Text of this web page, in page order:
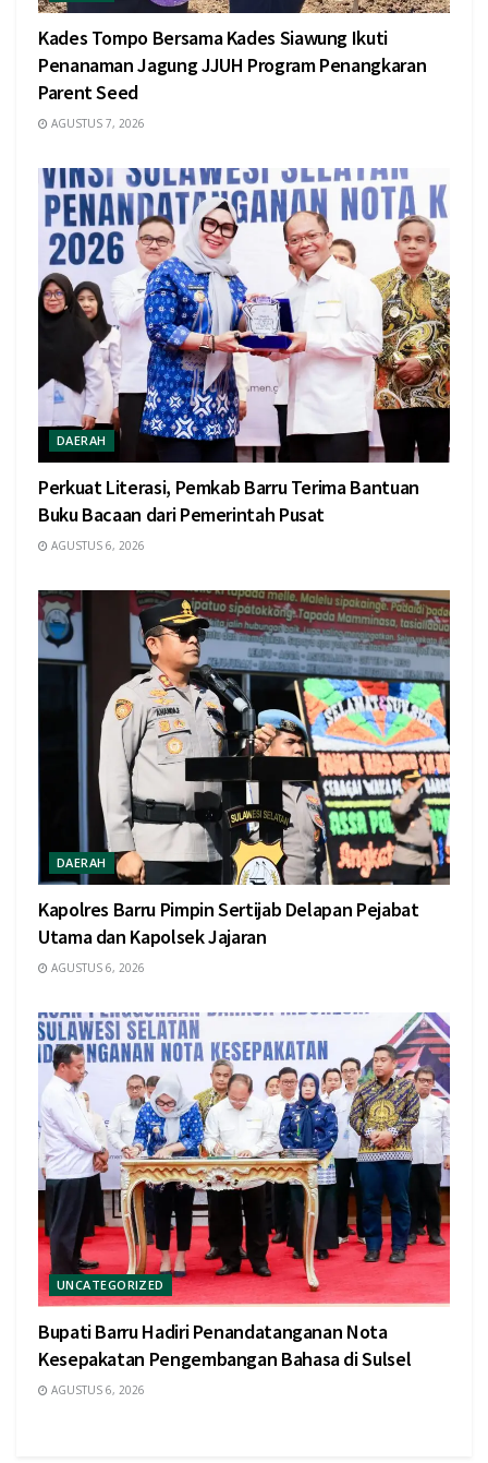
Kades Tompo Bersama Kades Siawung Ikuti
Penanaman Jagung JJUH Program Penangkaran
Parent Seed
AGUSTUS 7, 2026
DAERAH
Perkuat Literasi, Pemkab Barru Terima Bantuan
Buku Bacaan dari Pemerintah Pusat
AGUSTUS 6, 2026
DAERAH
Kapolres Barru Pimpin Sertijab Delapan Pejabat
Utama dan Kapolsek Jajaran
AGUSTUS 6, 2026
UNCATEGORIZED
Bupati Barru Hadiri Penandatanganan Nota
Kesepakatan Pengembangan Bahasa di Sulsel
AGUSTUS 6, 2026